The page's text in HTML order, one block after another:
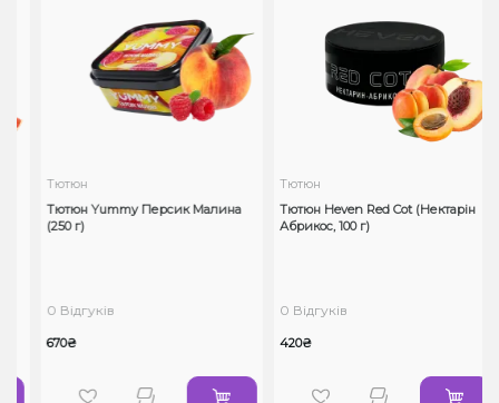
Тютюн
Тютюн Yummy Персик Малина
(250 г)
0 Відгуків
670₴
Тютюн
Тютюн Heven Red Cot (Нектарін
Абрикос, 100 г)
0 Відгуків
420₴